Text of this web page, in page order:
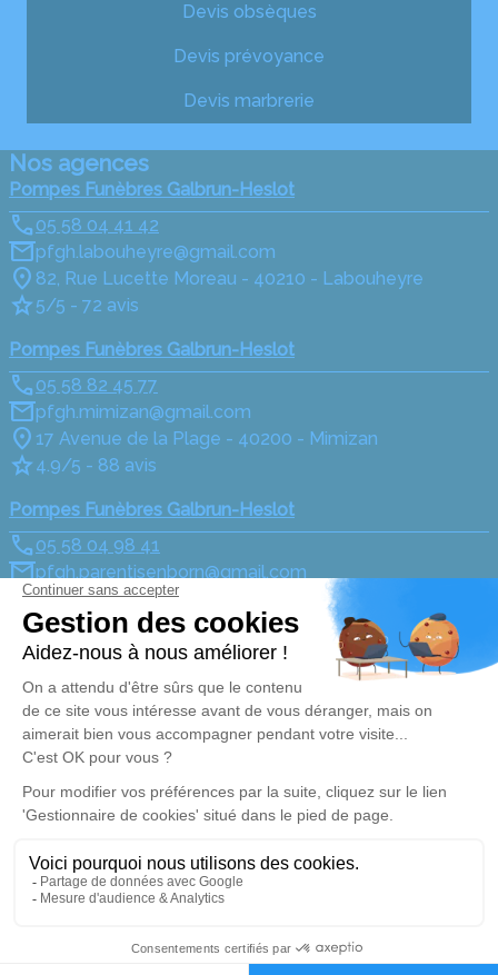
Devis obsèques
Devis prévoyance
Devis marbrerie
Nos agences
Pompes Funèbres Galbrun-Heslot
05 58 04 41 42
pfgh.labouheyre@gmail.com
82, Rue Lucette Moreau - 40210 - Labouheyre
5/5 - 72 avis
Pompes Funèbres Galbrun-Heslot
05 58 82 45 77
pfgh.mimizan@gmail.com
17 Avenue de la Plage - 40200 - Mimizan
4.9/5 - 88 avis
Pompes Funèbres Galbrun-Heslot
05 58 04 98 41
pfgh.parentisenborn@gmail.com
51 Avenue Henri Guillaumet - 40160 - Parentis-en-
Born
5/5 - 3 avis
Nos Services
Organiser des obsèques
Monuments funéraires
Services aux familles
Liens utiles
Avis de décès
Demande de rendez-vous
Nos réseaux sociaux
Politique de traitement des données personnelles
Politique d’utilisation des cookies
Zone d'intervention